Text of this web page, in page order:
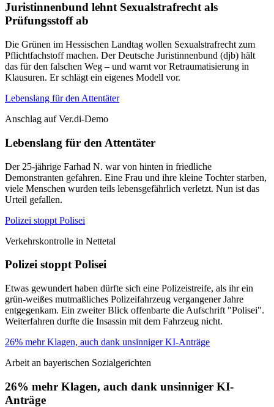
Juristinnenbund lehnt Sexualstrafrecht als
Prüfungsstoff ab
Die Grünen im Hessischen Landtag wollen Sexualstrafrecht zum
Pflichtfachstoff machen. Der Deutsche Juristinnenbund (djb) hält
das für den falschen Weg – und warnt vor Retraumatisierung in
Klausuren. Er schlägt ein eigenes Modell vor.
Lebenslang für den Attentäter
Anschlag auf Ver.di-Demo
Lebenslang für den Attentäter
Der 25-jährige Farhad N. war von hinten in friedliche
Demonstranten gefahren. Eine Frau und ihre kleine Tochter starben,
viele Menschen wurden teils lebensgefährlich verletzt. Nun ist das
Urteil gefallen.
Polizei stoppt Polisei
Verkehrskontrolle in Nettetal
Polizei stoppt Polisei
Etwas gewundert haben dürfte sich eine Polizeistreife, als ihr ein
grün-weißes mutmaßliches Polizeifahrzeug vergangener Jahre
entgegenkam. Ein zweiter Blick offenbarte die Aufschrift "Polisei".
Weiterfahren durfte die Insassin mit dem Fahrzeug nicht.
26% mehr Klagen, auch dank unsinniger KI-Anträge
Arbeit an bayerischen Sozialgerichten
26% mehr Klagen, auch dank unsinniger KI-
Anträge